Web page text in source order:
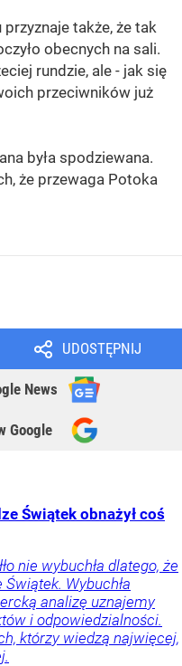
także, że tak
obecnych na sali.
rundzie, ale - jak się
przeciwników już
była spodziewana.
że przewaga Potoka
UDOSTĘPNIJ
News
Google
Świątek obnażył coś
nie wybuchła dlatego, że
Świątek. Wybuchła
analizę uznajemy
i odpowiedzialności.
którzy wiedzą najwięcej,